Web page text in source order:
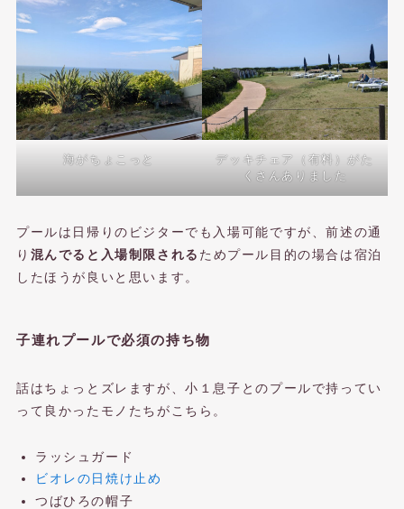
海がちょこっと
デッキチェア（有料）がた
くさんありました
プールは日帰りのビジターでも入場可能ですが、前述の通
り 混んでると入場制限される ためプール目的の場合は宿泊
したほうが良いと思います。
子連れプールで必須の持ち物
話はちょっとズレますが、小１息子とのプールで持ってい
って良かったモノたちがこちら。
ラッシュガード
ビオレの日焼け止め
つばひろの帽子